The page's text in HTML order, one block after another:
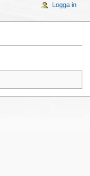
Logga in